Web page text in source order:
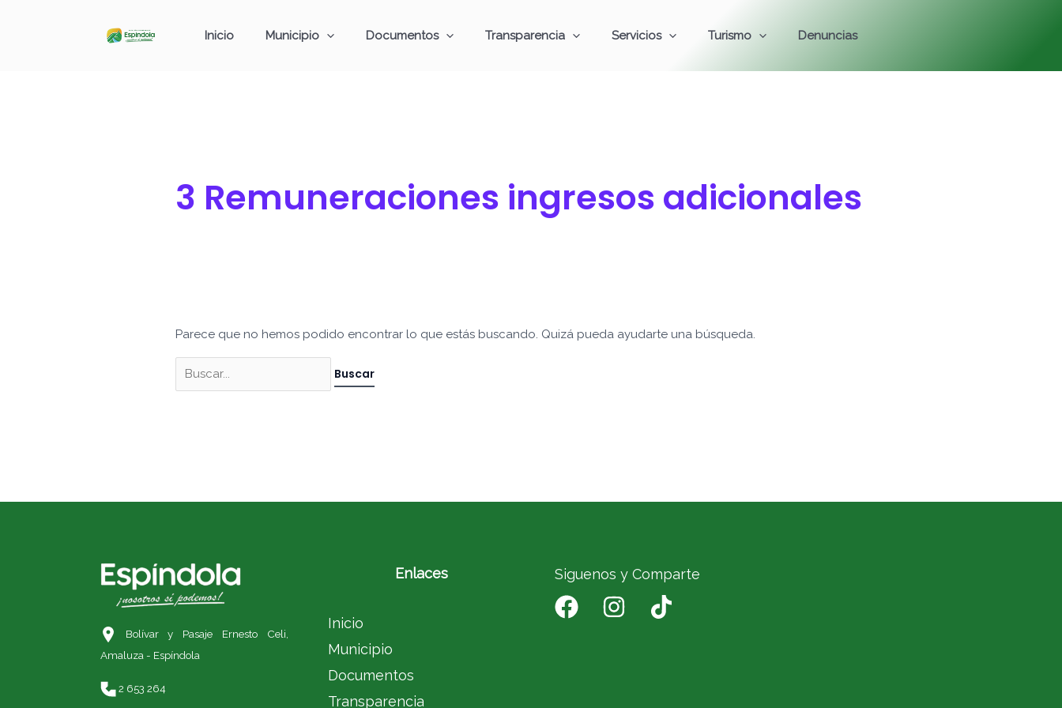
Inicio Municipio Documentos Transparencia Servicios Turismo Denuncias
3 Remuneraciones ingresos adicionales
Parece que no hemos podido encontrar lo que estás buscando. Quizá pueda ayudarte una búsqueda.
Bolívar y Pasaje Ernesto Celi,
Amaluza - Espíndola
2 653 264
Enlaces
Inicio
Municipio
Documentos
Transparencia
Siguenos y Comparte